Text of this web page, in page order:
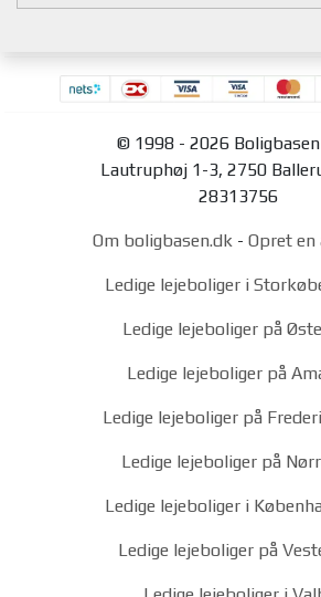
© 1998 - 2026 Boligbasen
Lautruphøj 1-3, 2750
28313756
Om boligbasen.dk - Opret en
Ledige lejeboliger i
Ledige lejeboliger på
Ledige lejeboliger på
Ledige lejeboliger på
Ledige lejeboliger på
Ledige lejeboliger i
Ledige lejeboliger på